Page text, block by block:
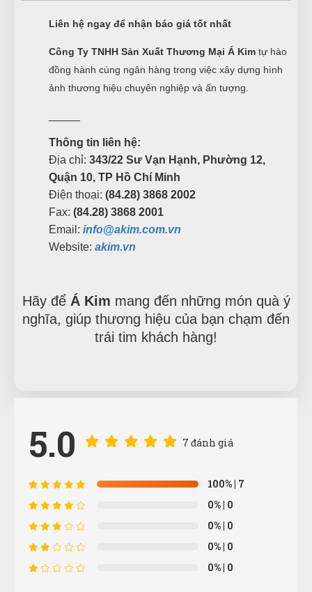
Liên hệ ngay để nhận báo giá tốt nhất
Công Ty TNHH Sản Xuất Thương Mại Á Kim tự hào
đồng hành cùng ngân hàng trong việc xây dựng hình
ảnh thương hiệu chuyên nghiệp và ấn tượng.
Thông tin liên hệ:
Địa chỉ: 343/22 Sư Vạn Hạnh, Phường 12,
Quận 10, TP Hồ Chí Minh
Điện thoại: (84.28) 3868 2002
Fax: (84.28) 3868 2001
Email: info@akim.com.vn
Website: akim.vn
Hãy để Á Kim mang đến những món quà ý
nghĩa, giúp thương hiệu của bạn chạm đến
trái tim khách hàng!
5.0 7 đánh giá
100%| 7
0%| 0
0%| 0
0%| 0
0%| 0
Ánh Hồng
(Đánh giá 1 năm trước)